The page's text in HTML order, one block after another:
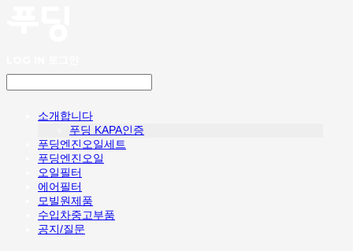
소개합니다
푸딩 KAPA인증
푸딩엔진오일세트
푸딩엔진오일
오일필터
에어필터
모빌원제품
수입차중고부품
공지/질문